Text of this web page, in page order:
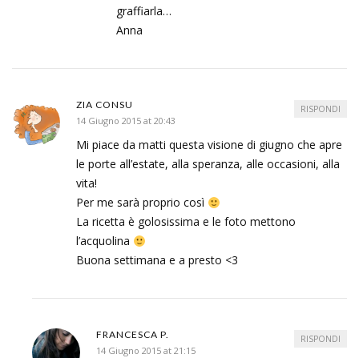
graffiarla…
Anna
ZIA CONSU
14 Giugno 2015 at 20:43
Mi piace da matti questa visione di giugno che apre
le porte all’estate, alla speranza, alle occasioni, alla
vita!
Per me sarà proprio così
La ricetta è golosissima e le foto mettono
l’acquolina
Buona settimana e a presto <3
RISPONDI
FRANCESCA P.
14 Giugno 2015 at 21:15
RISPONDI